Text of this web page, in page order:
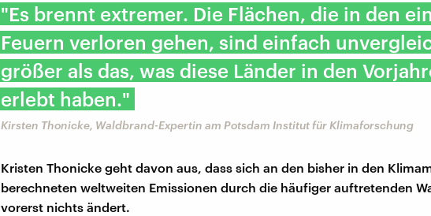
"Es brennt extremer. Die Flächen, die in den
Feuern verloren gehen, sind einfach
größer als das, was diese Länder in den
erlebt haben."
Kirsten Thonicke, Waldbrand-Expertin am Potsdam Institut für Klimaforschung
Kristen Thonicke geht davon aus, dass sich an den bisher in den
berechneten weltweiten Emissionen durch die häufiger auftretenden
vorerst nichts ändert.